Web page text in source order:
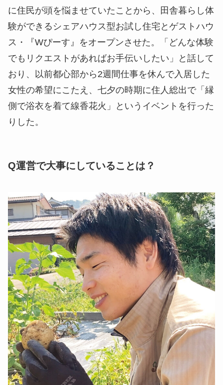
に住民が頭を悩ませていたことから、田舎暮らし体
験ができるシェアハウス型お試し住宅とゲストハウ
ス・『Wぴーす』をオープンさせた。「どんな体験
でもリクエストがあればお手伝いしたい」と話して
おり、以前都心部から2週間仕事を休んで入居した
女性の希望にこたえ、七夕の時期に住人総出で「縁
側で浴衣を着て線香花火」というイベントを行った
りした。
Q運営で大事にしていることは？